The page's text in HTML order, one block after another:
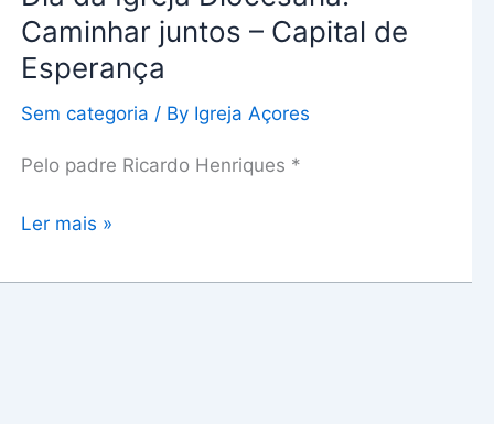
Caminhar juntos – Capital de
Esperança
Sem categoria / By Igreja Açores
Pelo padre Ricardo Henriques *
Ler mais »